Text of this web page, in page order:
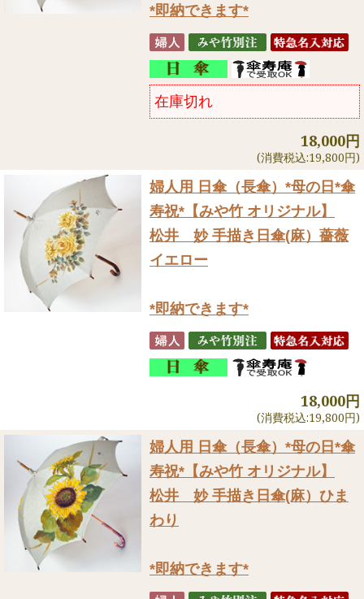
*即納できます*
在庫切れ
18,000円
(消費税込:19,800円)
婦人用 日傘（長傘） *母の日*傘
寿祝*【みや竹 オリジナル】
松井 妙 手描き日傘(麻）薔薇
イエロー
*即納できます*
18,000円
(消費税込:19,800円)
婦人用 日傘（長傘） *母の日*傘
寿祝*【みや竹 オリジナル】
松井 妙 手描き日傘(麻）ひま
わり
*即納できます*